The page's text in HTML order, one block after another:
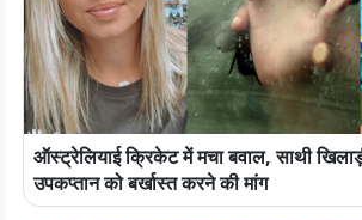
ऑस्ट्रेलियाई क्रिकेट में मचा बवाल, साथी
उपकप्तान को बर्खास्त करने की मांग